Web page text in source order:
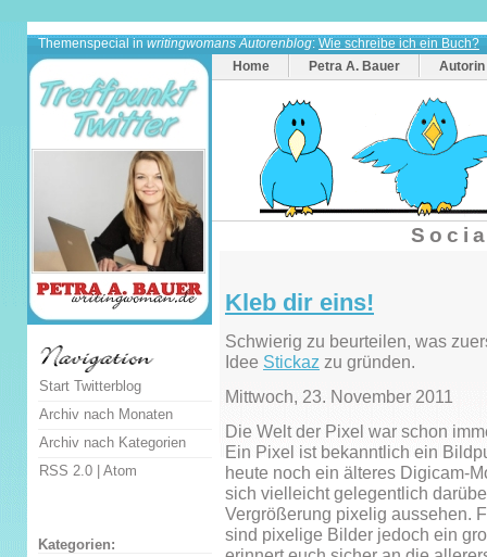
Themenspecial in writingwomans Autorenblog: Wie schreibe ich ein Buch?
Home
Petra A. Bauer Autorin
Kleb dir eins!
Schwierig zu beurteilen, was
Idee Stickaz zu gründen.
Mittwoch, 23. November 2011
Die Welt der Pixel war schon
Ein Pixel ist bekanntlich ein
heute noch ein älteres Digicam-
sich vielleicht gelegentlich
Vergrößerung pixelig aussehen.
sind pixelige Bilder jedoch ein
Start Twitterblog
Archiv nach Monaten
Archiv nach Kategorien
RSS 2.0 | Atom
Kategorien: